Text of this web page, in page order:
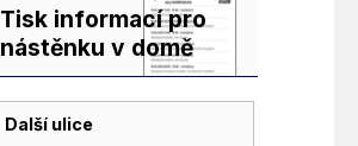
Tisk informací pro
nástěnku v domě
Další ulice